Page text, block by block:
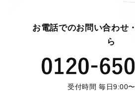
お電話でのお問い合わせ
ら
受付時間 毎日9:00